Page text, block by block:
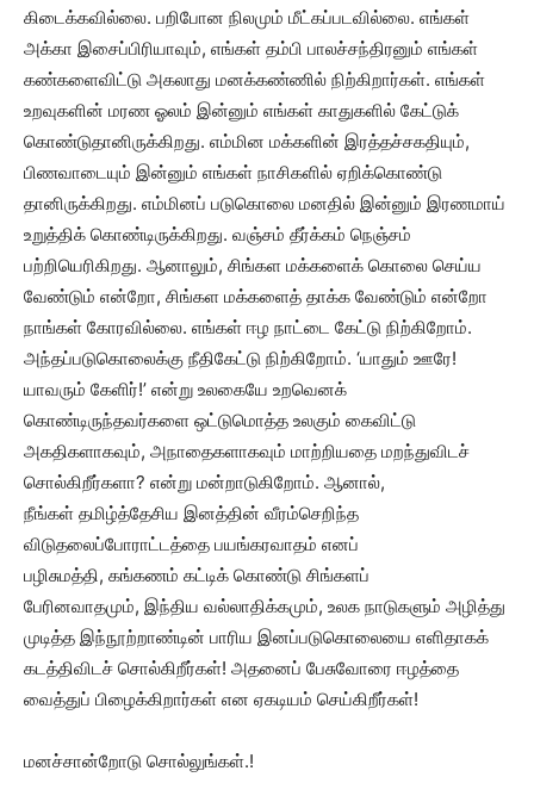
கிடைக்கவில்லை. பறிபோன நிலமும் மீட்கப்படவில்லை. எங்கள்
அக்கா இசைப்பிரியாவும், எங்கள் தம்பி பாலச்சந்திரனும் எங்கள்
கண்களைவிட்டு அகலாது மனக்கண்ணில் நிற்கிறார்கள். எங்கள்
உறவுகளின் மரண ஓலம் இன்னும் எங்கள் காதுகளில் கேட்டுக்
கொண்டுதானிருக்கிறது. எம்மின மக்களின் இரத்தச்சகதியும்,
பிணவாடையும் இன்னும் எங்கள் நாசிகளில் ஏறிக்கொண்டு
தானிருக்கிறது. எம்மினப் படுகொலை மனதில் இன்னும் இரணமாய்
உறுத்திக் கொண்டிருக்கிறது. வஞ்சம் தீர்க்கம் நெஞ்சம்
பற்றியெரிகிறது. ஆனாலும், சிங்கள மக்களைக் கொலை செய்ய
வேண்டும் என்றோ, சிங்கள மக்களைத் தாக்க வேண்டும் என்றோ
நாங்கள் கோரவில்லை. எங்கள் ஈழ நாட்டை கேட்டு நிற்கிறோம்.
அந்தப்படுகொலைக்கு நீதிகேட்டு நிற்கிறோம். ‘யாதும் ஊரே!
யாவரும் கேளிர்!’ என்று உலகையே உறவெனக்
கொண்டிருந்தவர்களை ஒட்டுமொத்த உலகும் கைவிட்டு
அகதிகளாகவும், அநாதைகளாகவும் மாற்றியதை மறந்துவிடச்
சொல்கிறீர்களா? என்று மன்றாடுகிறோம். ஆனால்,
நீங்கள் தமிழ்த்தேசிய இனத்தின் வீரம்செறிந்த
விடுதலைப்போராட்டத்தை பயங்கரவாதம் எனப்
பழிசுமத்தி, கங்கணம் கட்டிக் கொண்டு சிங்களப்
பேரினவாதமும், இந்திய வல்லாதிக்கமும், உலக நாடுகளும் அழித்து
முடித்த இந்நூற்றாண்டின் பாரிய இனப்படுகொலையை எளிதாகக்
கடத்திவிடச் சொல்கிறீர்கள்! அதனைப் பேசுவோரை ஈழத்தை
வைத்துப் பிழைக்கிறார்கள் என ஏகடியம் செய்கிறீர்கள்!
மனச்சான்றோடு சொல்லுங்கள்.!